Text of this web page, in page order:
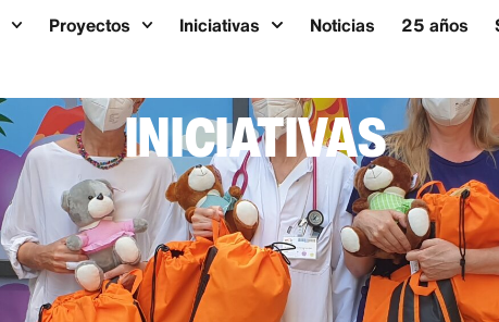
Proyectos Iniciativas Noticias 25 años
INICIATIVAS